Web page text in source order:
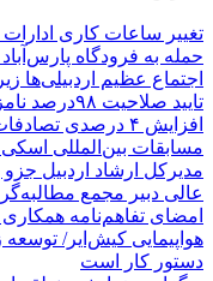
تغییر ساعات کاری ادارات
حمله به فرودگاه
اجتماع عظیم اردبیلی‌ها
تایید صلاحیت ۹۸درصد نامزدهای شوراهای روستای اردبیل
افزایش ۴ درصدی تصادفات فوتی در جاده‌های اردبیل
مسابقات بین‌المللی
مدیرکل ارشاد اردبیل
عالی دبیر مجمع
امضای تفاهم‌نامه
هواپیمایی کیش‌ایر/
دستور کار است